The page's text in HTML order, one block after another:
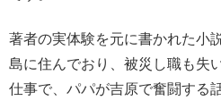
著者の実体験を元に書かれた小
島に住んでおり、被災し職も失
仕事で、パパが吉原で奮闘する